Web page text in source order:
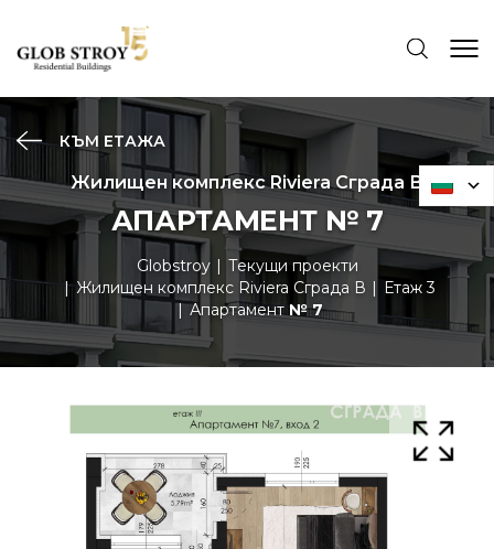
КЪМ ЕТАЖА
Жилищен комплекс Riviera Сграда В
АПАРТАМЕНТ № 7
Globstroy
Текущи проекти
Жилищен комплекс Riviera Сграда В
Етаж 3
Апартамент № 7